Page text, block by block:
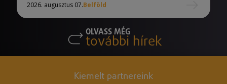
2026. augusztus 07.Belföld
OLVASS MÉG
további hírek
Kiemelt partnereink